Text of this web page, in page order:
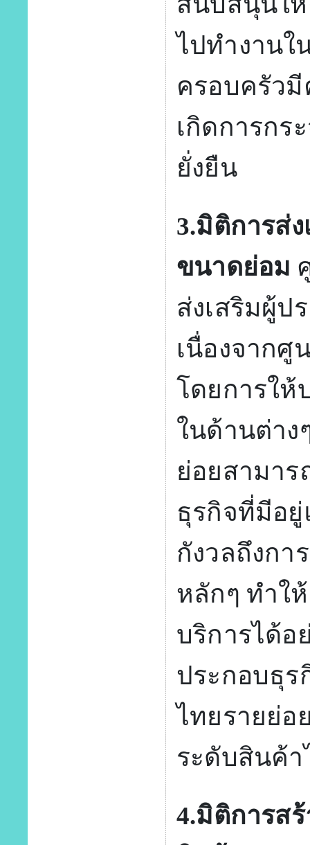
ไปทำงานใ
ครอบครัว
เกิดการกร
ยั่งยืน
3.มิติการส่
ขนาดย่อม
ส่งเสริมผู้ป
เนื่องจากศู
โดยการให้
ในด้านต่าง
ย่อยสามาร
ธุรกิจที่มีอ
กังวลถึงกา
หลักๆ ทำใ
บริการได้อ
ประกอบธุร
ไทยรายย่
ระดับสินค้า
4.มิติการส